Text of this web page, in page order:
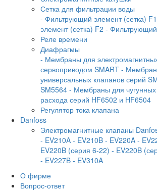
Сетка для фильтрации воды
- Фильтрующий элемент (сетка) F1
элемент (сетка) F2 - Фильтрующий
Реле времени
Диафрагмы
- Мембраны для
сервоприводом SMART -
универсальных клапанов серий
SM5564 - Мембраны для
расхода серий HF6502 и HF6504
Регулятор тока клапана
Danfoss
Электромагнитные клапаны
- EV210A - EV210B - EV220A -
EV220B (серия 6-22) - EV220B
- EV227B - EV310A
О фирме
Вопрос-ответ